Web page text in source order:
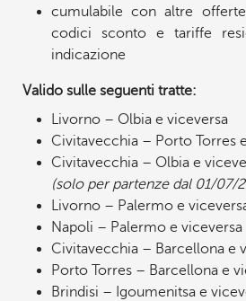
cumulabile con altre
codici sconto e tariffe
indicazione
Valido sulle seguenti tratte:
Livorno – Olbia e viceversa
Civitavecchia – Porto Torres
Civitavecchia – Olbia e
(solo per partenze dal 01/
Livorno – Palermo e
Napoli – Palermo e viceversa
Civitavecchia – Barcellona e
Porto Torres – Barcellona e
Brindisi – Igoumenitsa e